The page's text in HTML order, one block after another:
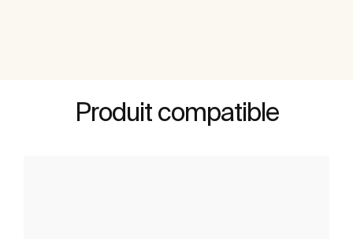
Produit compatible